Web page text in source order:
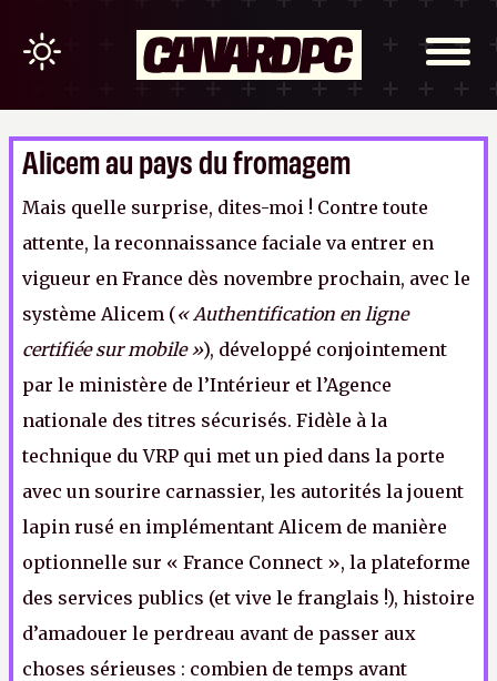
Alicem au pays du fromagem
Mais quelle surprise, dites-moi ! Contre toute
attente, la reconnaissance faciale va entrer en
vigueur en France dès novembre prochain, avec le
système Alicem (« Authentification en ligne
certifiée sur mobile »), développé conjointement
par le ministère de l’Intérieur et l’Agence
nationale des titres sécurisés. Fidèle à la
technique du VRP qui met un pied dans la porte
avec un sourire carnassier, les autorités la jouent
lapin rusé en implémentant Alicem de manière
optionnelle sur « France Connect », la plateforme
des services publics (et vive le franglais !), histoire
d’amadouer le perdreau avant de passer aux
choses sérieuses : combien de temps avant